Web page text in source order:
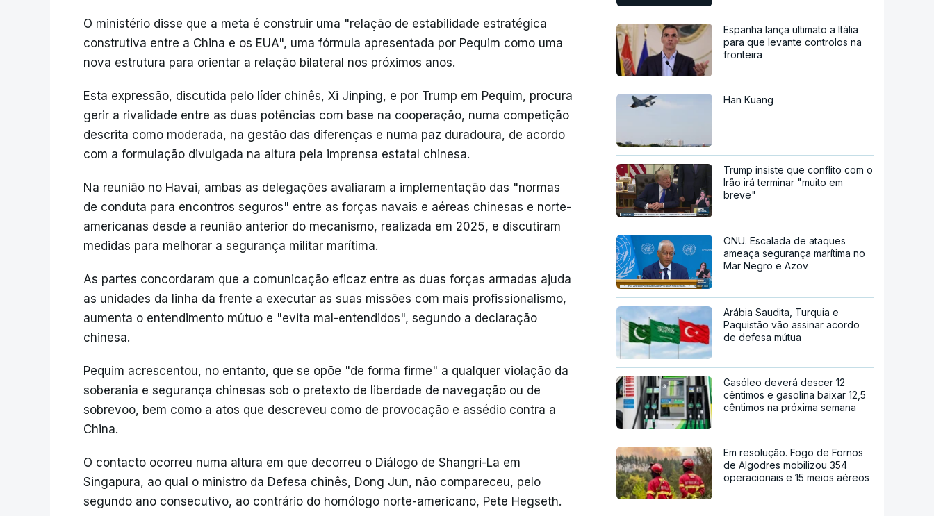
O ministério disse que a meta é construir uma "relação de estabilidade estratégica
construtiva entre a China e os EUA", uma fórmula apresentada por Pequim como uma
nova estrutura para orientar a relação bilateral nos próximos anos.
Esta expressão, discutida pelo líder chinês, Xi Jinping, e por Trump em Pequim, procura
gerir a rivalidade entre as duas potências com base na cooperação, numa competição
descrita como moderada, na gestão das diferenças e numa paz duradoura, de acordo
com a formulação divulgada na altura pela imprensa estatal chinesa.
Na reunião no Havai, ambas as delegações avaliaram a implementação das "normas
de conduta para encontros seguros" entre as forças navais e aéreas chinesas e norte-
americanas desde a reunião anterior do mecanismo, realizada em 2025, e discutiram
medidas para melhorar a segurança militar marítima.
As partes concordaram que a comunicação eficaz entre as duas forças armadas ajuda
as unidades da linha da frente a executar as suas missões com mais profissionalismo,
aumenta o entendimento mútuo e "evita mal-entendidos", segundo a declaração
chinesa.
Pequim acrescentou, no entanto, que se opõe "de forma firme" a qualquer violação da
soberania e segurança chinesas sob o pretexto de liberdade de navegação ou de
sobrevoo, bem como a atos que descreveu como de provocação e assédio contra a
China.
O contacto ocorreu numa altura em que decorreu o Diálogo de Shangri-La em
Singapura, ao qual o ministro da Defesa chinês, Dong Jun, não compareceu, pelo
segundo ano consecutivo, ao contrário do homólogo norte-americano, Pete Hegseth.
Espanha lança ultimato a Itália
para que levante controlos na
fronteira
Han Kuang
Trump insiste que conflito com o
Irão irá terminar "muito em
breve"
ONU. Escalada de ataques
ameaça segurança marítima no
Mar Negro e Azov
Arábia Saudita, Turquia e
Paquistão vão assinar acordo
de defesa mútua
Gasóleo deverá descer 12
cêntimos e gasolina baixar 12,5
cêntimos na próxima semana
Em resolução. Fogo de Fornos
de Algodres mobilizou 354
operacionais e 15 meios aéreos